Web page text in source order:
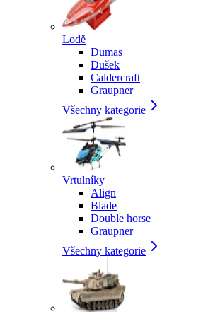
Lodě
Dumas
Dušek
Caldercraft
Graupner
Všechny kategorie
Vrtulníky
Align
Blade
Double horse
Graupner
Všechny kategorie